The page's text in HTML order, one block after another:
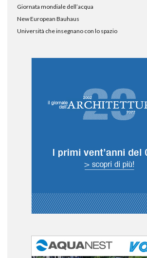
Giornata mondiale dell’acqua
New European Bauhaus
Università che insegnano con lo spazio